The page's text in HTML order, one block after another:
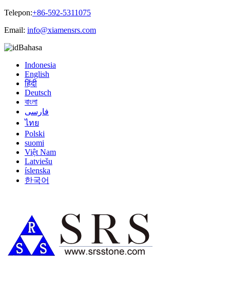
Telepon:+86-592-5311075
Email: info@xiamensrs.com
Bahasa
Indonesia
English
हिंदी
Deutsch
বাংলা
فارسی
ไทย
Polski
suomi
Việt Nam
Latviešu
íslenska
한국어